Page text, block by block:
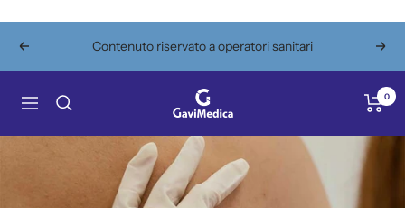
contenuto
Precedente Contenuto riservato a operatori sanitari
Navigazione Gavimedica 0